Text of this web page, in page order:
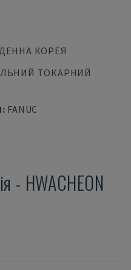
КОРЕЯ
ТОКАРНИЙ
: FANUC
- HWACHEON